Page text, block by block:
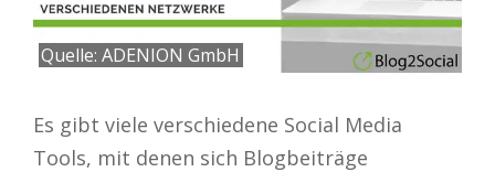
Quelle: ADENION GmbH
Es gibt viele verschiedene Social Media
Tools, mit denen sich Blogbeiträge